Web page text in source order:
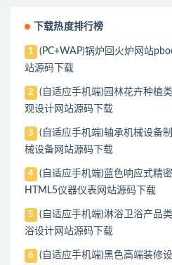
下载热度排行榜
1
(PC+WAP)锅炉回火炉网站
站源码下载
2
(自适应手机端)园林花卉种植
观设计网站源码下载
3
(自适应手机端)轴承机械设备
械设备网站源码下载
4
(自适应手机端)蓝色响应式精
HTML5仪器仪表网站源码下载
5
(自适应手机端)淋浴卫浴产品
浴设计网站源码下载
6
(自适应手机端)黑色高端装修